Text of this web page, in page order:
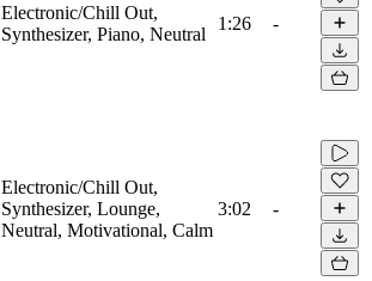
Electronic/Chill Out,
Synthesizer, Piano, Neutral
1:26 -
Electronic/Chill Out,
Synthesizer, Lounge,
Neutral, Motivational, Calm
3:02 -